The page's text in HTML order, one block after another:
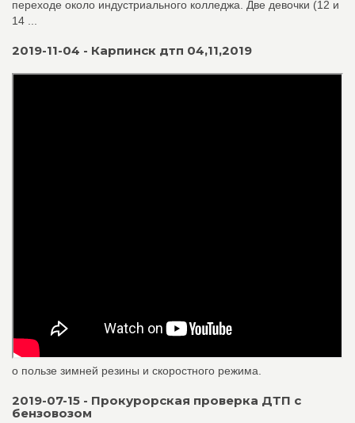
переходе около индустриального колледжа. Две девочки (12 и
14 ...
2019-11-04 - Карпинск дтп 04,11,2019
о пользе зимней резины и скоростного режима.
2019-07-15 - Прокурорская проверка ДТП с
бензовозом